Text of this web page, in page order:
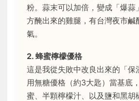
粉。蒜末可以加倍，變成「爆蒜
方醃出來的雞腿，有台灣夜市鹹
氣。
2. 蜂蜜檸檬優格
這是我從失敗中改良出來的「保
用無糖優格（約3大匙）當基底
蜜、半顆檸檬汁、以及鹽和黑胡